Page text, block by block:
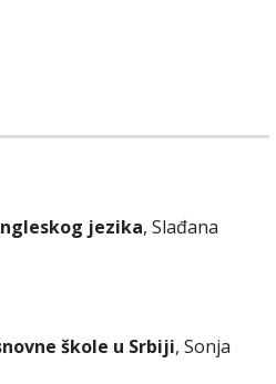
jezika, Slađana
škole u Srbiji, Sonja